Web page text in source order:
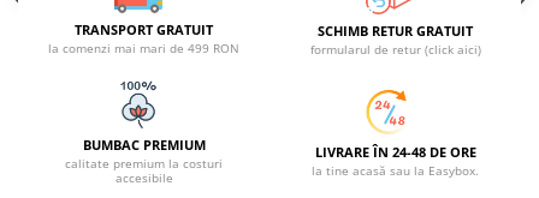
TRANSPORT GRATUIT
la comenzi mai mari de 499 RON
SCHIMB RETUR GRATUIT
formularul de retur (click aici)
BUMBAC PREMIUM
calitate premium la costuri
accesibile
LIVRARE ÎN 24-48 DE ORE
la tine acasă sau la Easybox.